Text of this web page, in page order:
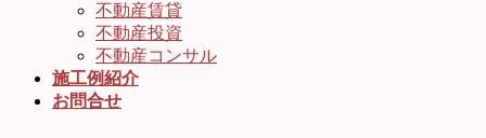
不動産賃貸
不動産投資
不動産コンサル
施工例紹介
お問合せ